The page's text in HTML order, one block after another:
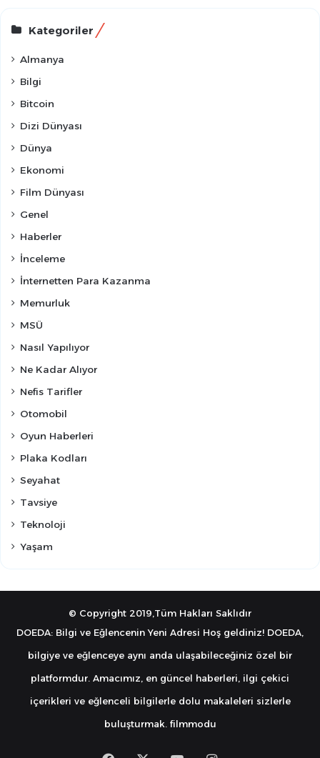
Kategoriler
Almanya
Bilgi
Bitcoin
Dizi Dünyası
Dünya
Ekonomi
Film Dünyası
Genel
Haberler
İnceleme
İnternetten Para Kazanma
Memurluk
MSÜ
Nasıl Yapılıyor
Ne Kadar Alıyor
Nefis Tarifler
Otomobil
Oyun Haberleri
Plaka Kodları
Seyahat
Tavsiye
Teknoloji
Yaşam
© Copyright 2019,Tüm Hakları Saklıdır
DOEDA: Bilgi ve Eğlencenin Yeni Adresi Hoş geldiniz! DOEDA,
bilgiye ve eğlenceye aynı anda ulaşabileceğiniz özel bir
platformdur. Amacımız, en güncel haberleri, ilgi çekici
içerikleri ve eğlenceli bilgilerle dolu makaleleri sizlerle
buluşturmak. filmmodu